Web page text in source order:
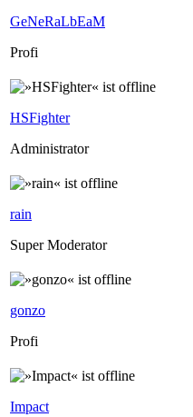
GeNeRaLbEaM
Profi
HSFighter
Administrator
rain
Super Moderator
gonzo
Profi
Impact